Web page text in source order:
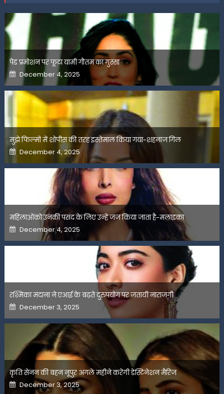
पेड प्रमोशन पर फूटा यामी गौतम का गुस्सा
Posted
on
December 4, 2025
मुझे फिल्मों में शोपीस की तरह इस्तेमाल किया गया-शहनाज गिल
Posted
on
December 4, 2025
महिलाओंको उनकी पसंद के लिए उन्हें जज किया जाता है-मलाइका
Posted
on
December 4, 2025
रश्मिका मंदाना ने एआई के बढ़ते दुरुपयोग पर जतायी नाराजगी
Posted
on
December 3, 2025
कृति सेनन की बहन नूपुर अगले महीने करेंगी डेस्टिनेशन मैरिज
Posted
on
December 3, 2025